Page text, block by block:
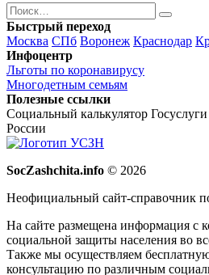
Поиск
Найти
Быстрый переход
Москва СПб Воронеж Краснодар
Инфоцентр
Льготы по коронавирусу
Многодетным семьям
Полезные ссылки
Социальный калькулятор Госуслуги
России
SocZashchita.info © 2026
Неофициальный сайт-справочник
На сайте размещена информация с
социальной защиты населения во
Также мы осуществляем
консультацию по различным